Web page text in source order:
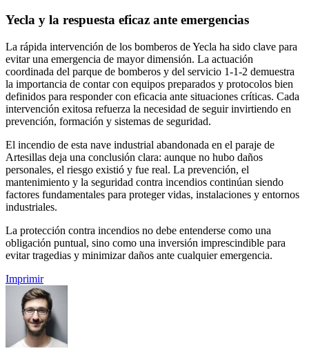
Yecla y la respuesta eficaz ante emergencias
La rápida intervención de los bomberos de Yecla ha sido clave para
evitar una emergencia de mayor dimensión. La actuación
coordinada del parque de bomberos y del servicio 1-1-2 demuestra
la importancia de contar con equipos preparados y protocolos bien
definidos para responder con eficacia ante situaciones críticas. Cada
intervención exitosa refuerza la necesidad de seguir invirtiendo en
prevención, formación y sistemas de seguridad.
El incendio de esta nave industrial abandonada en el paraje de
Artesillas deja una conclusión clara: aunque no hubo daños
personales, el riesgo existió y fue real. La prevención, el
mantenimiento y la seguridad contra incendios continúan siendo
factores fundamentales para proteger vidas, instalaciones y entornos
industriales.
La protección contra incendios no debe entenderse como una
obligación puntual, sino como una inversión imprescindible para
evitar tragedias y minimizar daños ante cualquier emergencia.
Imprimir